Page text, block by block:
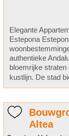
Elegante
Estepona
authentieke
bloemrijke
kustlijn. De stad
Altea